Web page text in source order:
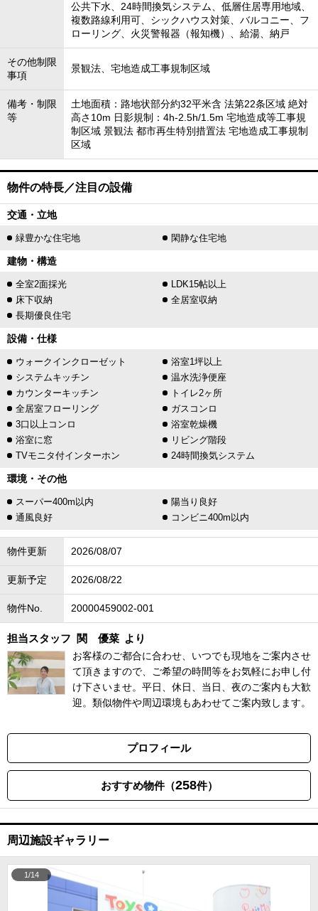
公共下水、24時間換気システム、低層住居専用地域、
複数路線利用可、シックハウス対策、バルコニー、フ
ローリング、火災警報器（報知機）、給湯、納戸
その他制限
事項
景観法、宅地造成工事規制区域
備考・制限
等
土地面積：路地状部分約32平米含 法第22条区域 絶対
高さ10m 日影規制：4h-2.5h/1.5m 宅地造成等工事規
制区域 景観法 都市再生特別措置法 宅地造成工事規制
区域
物件の特長／注目の設備
交通・立地
緑豊かな住宅地 閑静な住宅地
建物・構造
全室2面採光
LDK15帖以上
床下収納
全居室収納
長期優良住宅
設備・仕様
ウォークインクローゼット
浴室1坪以上
システムキッチン
温水洗浄便座
カウンターキッチン
トイレ2ヶ所
全居室フローリング
ガスコンロ
3口以上コンロ
浴室乾燥機
浴室に窓
リビング階段
TVモニタ付インターホン
24時間換気システム
環境・その他
スーパー400m以内
陽当り良好
通風良好
コンビニ400m以内
物件更新 2026/08/07
更新予定 2026/08/22
物件No. 20000459002-001
担当スタッフ 関 優菜 より
お客様のご都合に合わせ、いつでも現地をご案内させ
て頂きますので、ご希望の時間等をお気軽にお申し付
け下さいませ。平日、休日、当日、夜のご案内も大歓
迎。類似物件や周辺環境もあわせてご案内致します。
プロフィール
おすすめ物件（258件）
周辺施設ギャラリー
1/14